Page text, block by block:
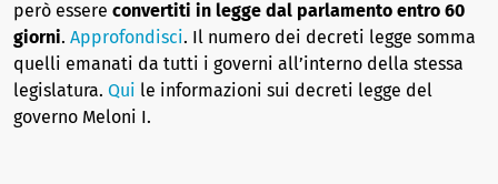
però essere convertiti in legge dal parlamento entro 60
giorni. Approfondisci. Il numero dei decreti legge somma
quelli emanati da tutti i governi all’interno della stessa
legislatura. Qui le informazioni sui decreti legge del
governo Meloni I.